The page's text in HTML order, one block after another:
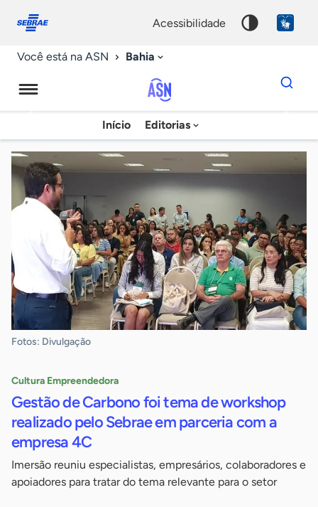
conosco
acessibilidade
Você está na ASN Bahia
Agência
Sebrae
de
Notícias
Início Editorias
Dados
para
chave
Fotos: Divulgação
Cultura Empreendedora
Gestão de Carbono foi tema de workshop
realizado pelo Sebrae em parceria com a
empresa 4C
Imersão reuniu especialistas, empresários, colaboradores e
apoiadores para tratar do tema relevante para o setor